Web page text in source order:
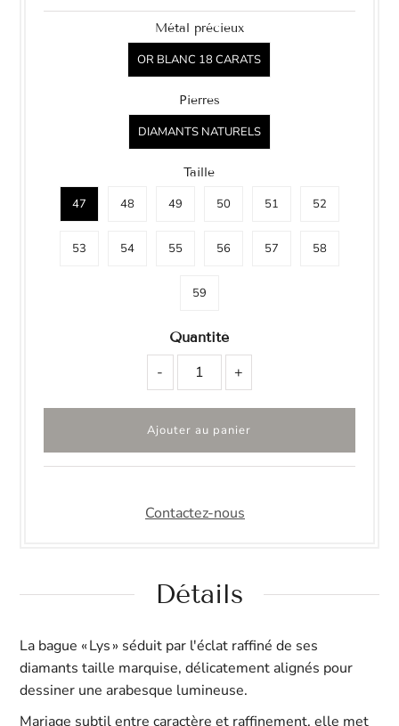
Métal précieux
OR BLANC 18 CARATS
Pierres
DIAMANTS NATURELS
Taille
47 48 49 50 51 52
53 54 55 56 57 58
59
Quantité
- +
Contactez-nous
Détails
La bague « Lys » séduit par l'éclat raffiné de ses
diamants taille marquise, délicatement alignés pour
dessiner une arabesque lumineuse.
Mariage subtil entre caractère et raffinement, elle met